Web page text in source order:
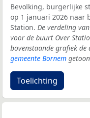
Bevolking, burgerlijke
op 1 januari 2026 naar
Station. De verdeling
voor de buurt Over
bovenstaande grafiek
gemeente Bornem
Toelichting